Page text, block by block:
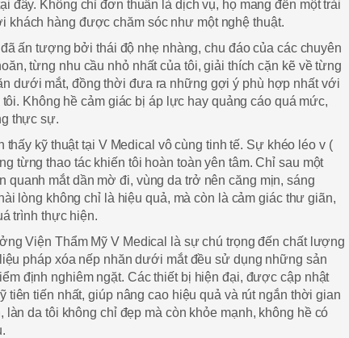
đây. Không chỉ đơn thuần là dịch vụ, họ mang đến một trải
khách hàng được chăm sóc như một nghệ thuật.
ấn tượng bởi thái độ nhẹ nhàng, chu đáo của các chuyên
từng nhu cầu nhỏ nhất của tôi, giải thích cặn kẽ về từng
dưới mắt, đồng thời đưa ra những gợi ý phù hợp nhất với
Không hề cảm giác bị áp lực hay quảng cáo quá mức,
thực sự.
thấy kỹ thuật tại V Medical vô cùng tinh tế. Sự khéo léo v (
từng thao tác khiến tôi hoàn toàn yên tâm. Chỉ sau một
quanh mắt dần mờ đi, vùng da trở nên căng mịn, sáng
lòng không chỉ là hiệu quả, mà còn là cảm giác thư giãn,
trình thực hiện.
Viện Thẩm Mỹ V Medical là sự chú trọng đến chất lượng
pháp xóa nếp nhăn dưới mắt đều sử dụng những sản
định nghiêm ngặt. Các thiết bị hiện đại, được cập nhật
tiên tiến nhất, giúp nâng cao hiệu quả và rút ngắn thời gian
da tôi không chỉ đẹp mà còn khỏe mạnh, không hề có